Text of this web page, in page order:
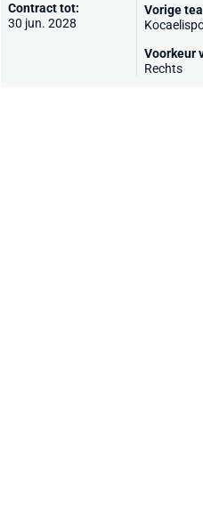
Contract tot:
30 jun. 2028
Vorige
Voorkeur
Rechts